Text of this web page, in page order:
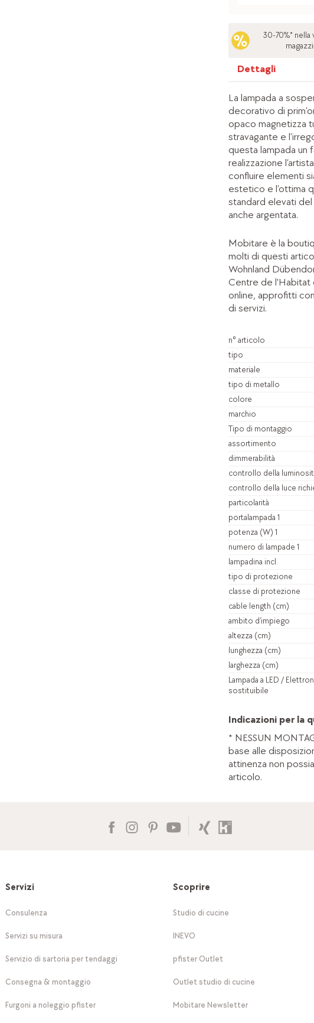
30-70%* nella
Dettagli
La lampada a
decorativo di
opaco magnetizza
stravagante e
questa lampada un
realizzazione
confluire elementi
estetico e l’ottima
standard elevati
anche argentata.
Mobitare è la
molti di questi
Wohnland
Centre de l'Habitat
online, approfitti
di servizi.
n° articolo
tipo
materiale
tipo di metallo
colore
marchio
Tipo di montaggio
assortimento
dimmerabilità
controllo della
controllo della luce
particolarità
portalampada 1
potenza (W) 1
numero di lampade 1
lampadina incl.
tipo di protezione
classe di protezione
cable length (cm)
ambito d’impiego
altezza (cm)
lunghezza (cm)
larghezza (cm)
Lampada a LED /
sostituibile
Indicazioni per la
* NESSUN
base alle
attinenza non
articolo.
Servizi
Consulenza
Servizi su misura
Servizio di sartoria per tendaggi
Consegna & montaggio
Furgoni a noleggio pfister
Scoprire
Studio di cucine
INEVO
pfister Outlet
Outlet studio di cucine
Mobitare Newsletter